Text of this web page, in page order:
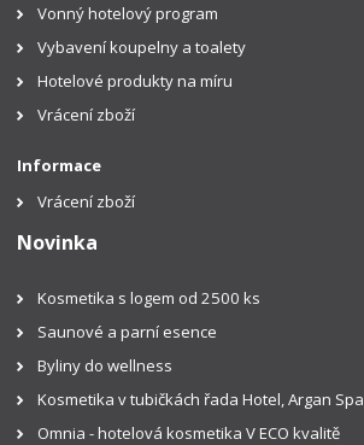
Vonný hotelový program
Vybavení koupelny a toalety
Hotelové produkty na míru
Vrácení zboží
Informace
Vrácení zboží
Novinka
Kosmetika s logem od 2500 ks
Saunové a parní esence
Byliny do wellness
Kosmetika v tubičkách řada Hotel, Argan Spa
Omnia - hotelová kosmetika V ECO kvalitě